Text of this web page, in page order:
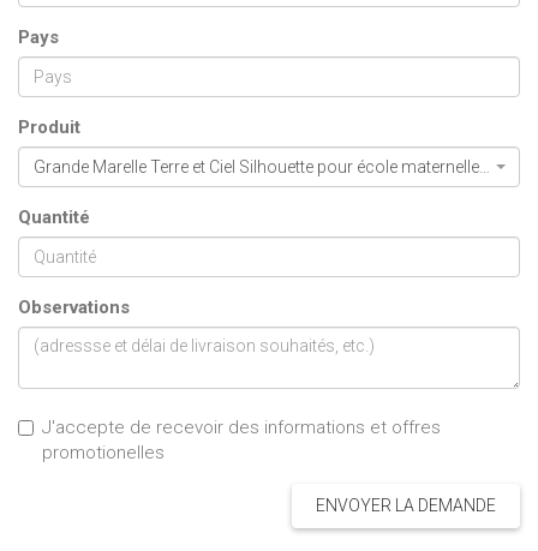
Pays
Produit
Quantité
Observations
J'accepte de recevoir des informations et offres
promotionelles
ENVOYER LA DEMANDE